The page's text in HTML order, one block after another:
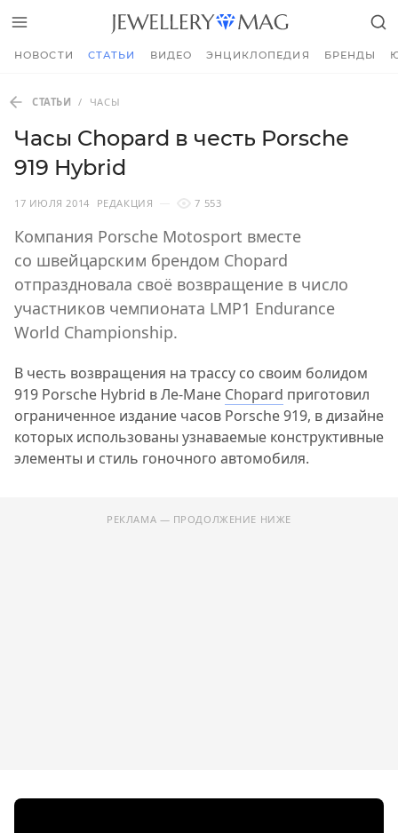
НОВОСТИ СТАТЬИ ВИДЕО ЭНЦИКЛОПЕДИЯ БРЕНДЫ
СТАТЬИ / ЧАСЫ
Часы Chopard в честь Porsche
919 Hybrid
17 ИЮЛЯ 2014 РЕДАКЦИЯ 7 553
Компания Porsche Motosport вместе
со швейцарским брендом Chopard
отпраздновала своё возвращение в число
участников чемпионата LMP1 Endurance
World Championship.
В честь возвращения на трассу со своим болидом
919 Porsche Hybrid в Ле-Мане Chopard приготовил
ограниченное издание часов Porsche 919, в дизайне
которых использованы узнаваемые конструктивные
элементы и стиль гоночного автомобиля.
РЕКЛАМА — ПРОДОЛЖЕНИЕ НИЖЕ